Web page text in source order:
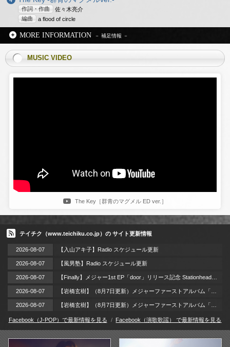
作詞・作曲
佐々木亮介
編曲
a flood of circle
MORE INFORMATION
MUSIC VIDEO
The Key［群青のマグメル ED ver.］
テイチク（www.teichiku.co.jp）の サイト更新情報
2026-08-07 【入山アキ子】Radio スケジュール更新
2026-08-07 【風男塾】Radio スケジュール更新
2026-08-07
2026-08-07
2026-08-07
Facebook（J-POP）で最新情報を見る Facebook（演歌歌謡） で最新情報を見る